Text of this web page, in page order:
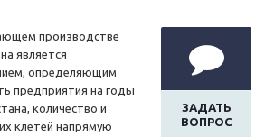
ЗАДАТЬ
ВОПРОС
производстве
является
определяющим
предприятия на годы
количество и
клетей напрямую